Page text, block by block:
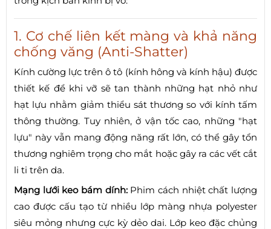
1. Cơ chế liên kết màng và khả năng
chống văng (Anti-Shatter)
Kính cường lực trên ô tô (kính hông và kính hậu) được
thiết kế để khi vỡ sẽ tan thành những hạt nhỏ như
hạt lựu nhằm giảm thiểu sát thương so với kính tấm
thông thường. Tuy nhiên, ở vận tốc cao, những "hạt
lựu" này vẫn mang động năng rất lớn, có thể gây tổn
thương nghiêm trọng cho mắt hoặc gây ra các vết cắt
li ti trên da.
Mạng lưới keo bám dính:Phim cách nhiệt chất lượng
cao được cấu tạo từ nhiều lớp màng nhựa polyester
siêu mỏng nhưng cực kỳ dẻo dai. Lớp keo đặc chủng